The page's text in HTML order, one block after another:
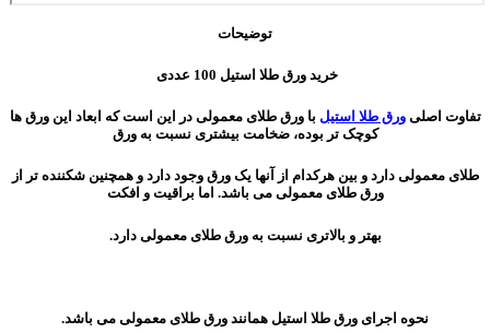
توضیحات
خرید ورق طلا استیل 100 عددی
تفاوت اصلیورق طلا استیل با ورق طلای معمولی در این است که ابعاد این ورق ها
کوچک تر بوده، ضخامت بیشتری نسبت به ورق
طلای معمولی دارد و بین هرکدام از آنها یک ورق وجود دارد و همچنین شکننده تر از
ورق طلای معمولی می باشد. اما براقیت و افکت
بهتر و بالاتری نسبت به ورق طلای معمولی دارد.
نحوه اجرای ورق طلا استیل همانند ورق طلای معمولی می باشد.